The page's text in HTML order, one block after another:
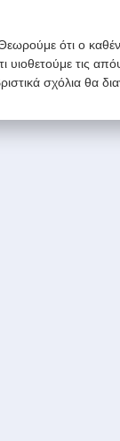
ότι ο
υιοθετούμε τις
σχόλια θα